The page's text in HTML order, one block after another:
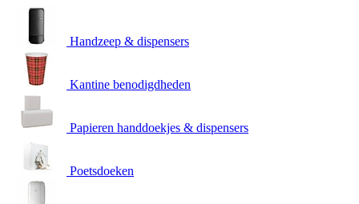
Handzeep & dispensers
Kantine benodigdheden
Papieren handdoekjes & dispensers
Poetsdoeken